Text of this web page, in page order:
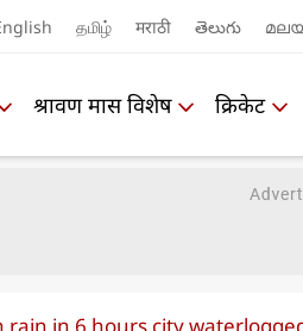
தமிழ் मराठी తెలుగు
श्रावण मास विशेष क्रिकेट